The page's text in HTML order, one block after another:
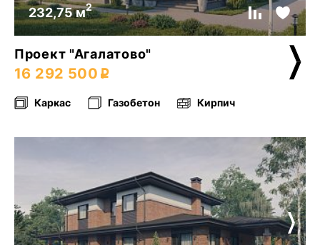
232,75 м2
Проект "Агалатово"
16 292 500
Каркас Газобетон Кирпич